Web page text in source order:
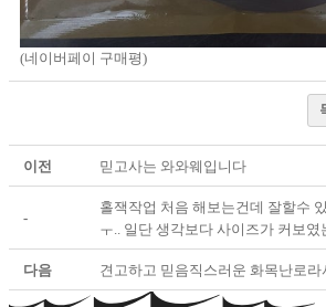
(네이버페이 구매평)
이전 믿고사는 와와웨입니다
-
홀잭작업 처음 해보는건데 잘할수
ㅜ.. 일단 생각보다 사이즈가 커보였
다음 견고하고 믿음직스러운 화목난로